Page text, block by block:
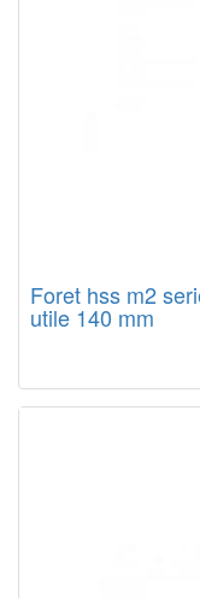
Foret hss m2
utile 140 mm